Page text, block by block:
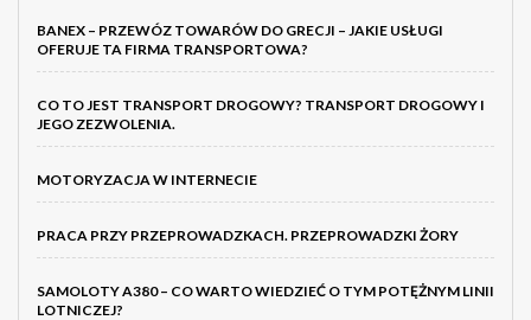
BANEX – PRZEWÓZ TOWARÓW DO GRECJI – JAKIE USŁUGI
OFERUJE TA FIRMA TRANSPORTOWA?
CO TO JEST TRANSPORT DROGOWY? TRANSPORT DROGOWY I
JEGO ZEZWOLENIA.
MOTORYZACJA W INTERNECIE
PRACA PRZY PRZEPROWADZKACH. PRZEPROWADZKI ŻORY
SAMOLOTY A380 – CO WARTO WIEDZIEĆ O TYM POTĘŻNYM LINII
LOTNICZEJ?